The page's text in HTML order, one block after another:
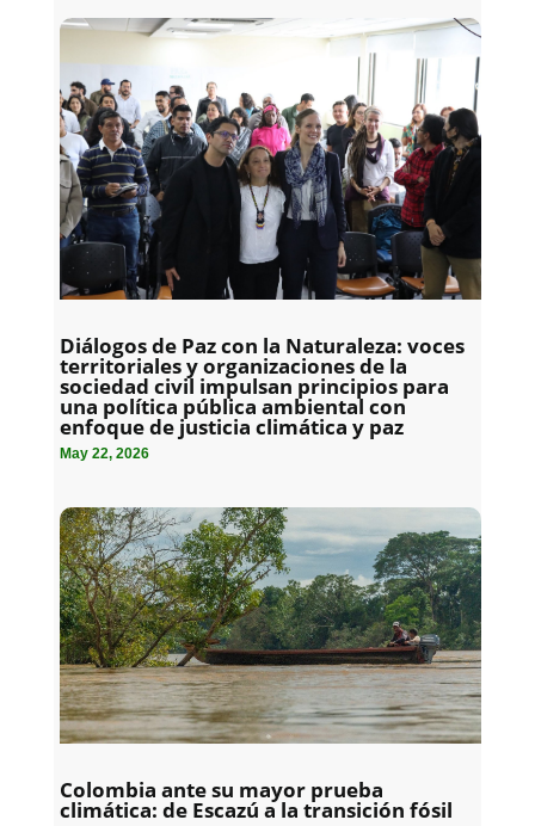
Diálogos de Paz con la Naturaleza: voces
territoriales y organizaciones de la
sociedad civil impulsan principios para
una política pública ambiental con
enfoque de justicia climática y paz
May 22, 2026
Colombia ante su mayor prueba
climática: de Escazú a la transición fósil